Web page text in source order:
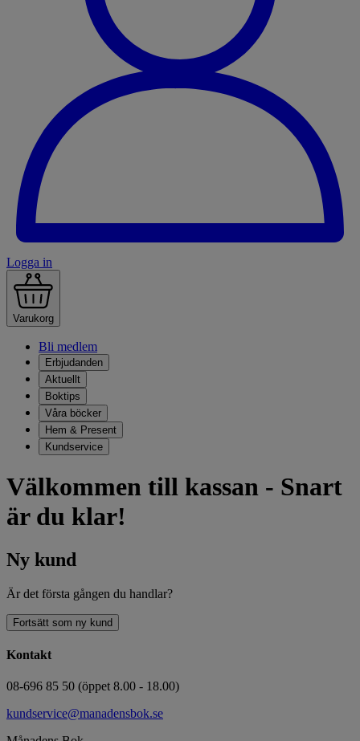
Logga in
Varukorg
Bli medlem
Erbjudanden
Aktuellt
Boktips
Våra böcker
Hem & Present
Kundservice
Välkommen till kassan - Snart
är du klar!
Ny kund
Är det första gången du handlar?
Fortsätt som ny kund
Kontakt
08-696 85 50 (öppet 8.00 - 18.00)
kundservice@manadensbok.se